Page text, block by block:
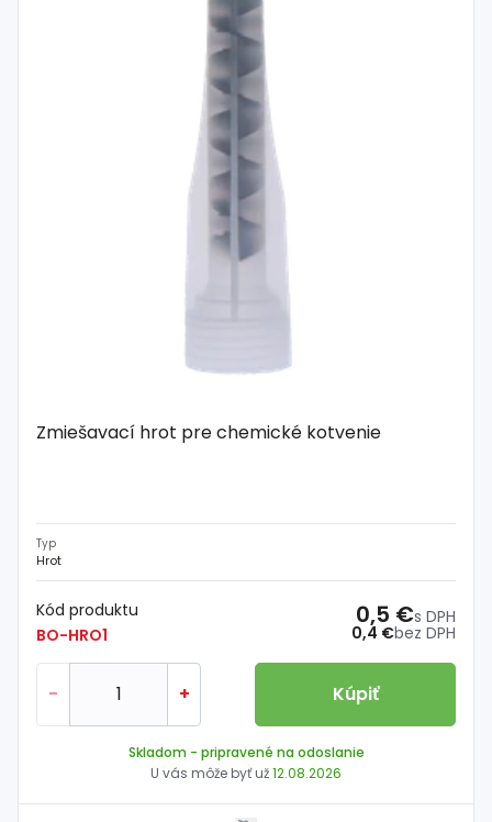
Zmiešavací hrot pre chemické kotvenie
Typ
Hrot
Kód produktu
BO-HRO1
0,4 €bez DPH
0,5 €s DPH
- + Kúpiť
Skladom - pripravené na odoslanie
U vás môže byť už12.08.2026